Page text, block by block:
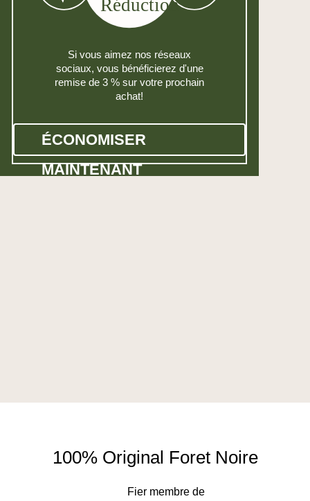
Si vous aimez nos réseaux
sociaux, vous bénéficierez d'une
remise de 3 % sur votre prochain
achat!
ÉCONOMISER
MAINTENANT
100% Original Foret Noire
Fier membre de